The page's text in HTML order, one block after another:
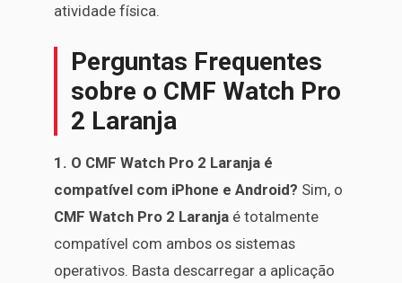
atividade física.
Perguntas Frequentes
sobre o CMF Watch Pro
2 Laranja
1. O CMF Watch Pro 2 Laranja é
compatível com iPhone e Android? Sim, o
CMF Watch Pro 2 Laranja é totalmente
compatível com ambos os sistemas
operativos. Basta descarregar a aplicação